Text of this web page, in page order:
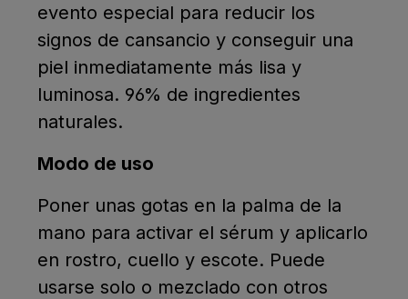
evento especial para reducir los
signos de cansancio y conseguir una
piel inmediatamente más lisa y
luminosa. 96% de ingredientes
naturales.
Modo de uso
Poner unas gotas en la palma de la
mano para activar el sérum y aplicarlo
en rostro, cuello y escote. Puede
usarse solo o mezclado con otros